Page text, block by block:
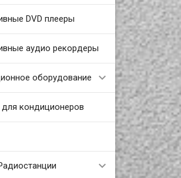
DVD плееры
аудио рекордеры
оборудование
кондиционеров